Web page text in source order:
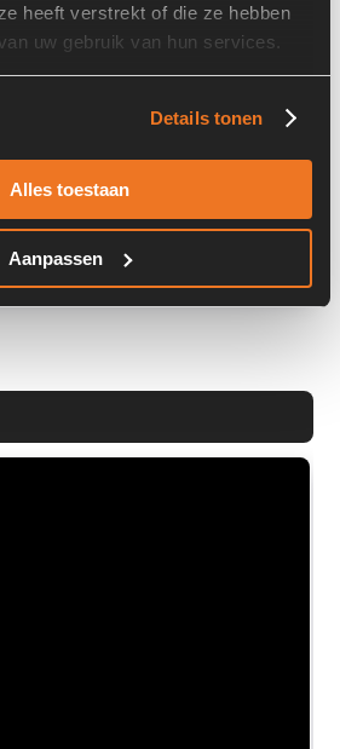
heeft verstrekt of die ze hebben
uw gebruik van hun services.
Details tonen
Alles toestaan
Aanpassen
openen